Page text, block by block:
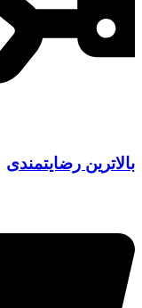
بالاترین رضایتمندی